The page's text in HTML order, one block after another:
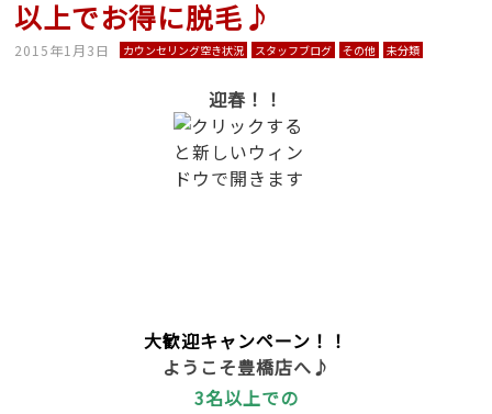
以上でお得に脱毛♪
2015年1月3日 カウンセリング空き状況 スタッフブログ その他 未分類
迎春！！
大歓迎キャンペーン！！
ようこそ豊橋店へ♪
3名以上での